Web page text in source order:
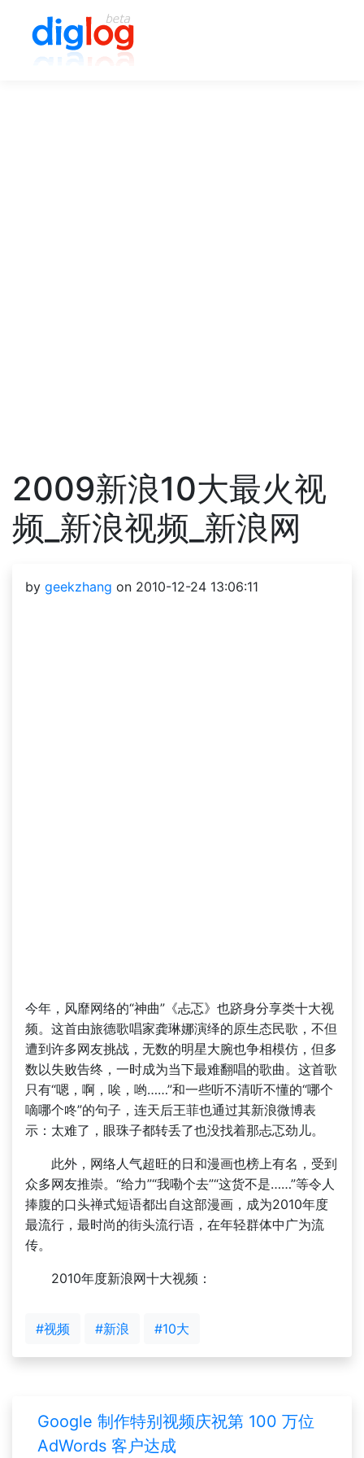
2009新浪10大最火视
频_新浪视频_新浪网
by geekzhang on 2010-12-24 13:06:11
今年，风靡网络的“神曲”《忐忑》也跻身分享类十大视
频。这首由旅德歌唱家龚琳娜演绎的原生态民歌，不但
遭到许多网友挑战，无数的明星大腕也争相模仿，但多
数以失败告终，一时成为当下最难翻唱的歌曲。这首歌
只有“嗯，啊，唉，哟……”和一些听不清听不懂的“哪个
嘀哪个咚”的句子，连天后王菲也通过其新浪微博表
示：太难了，眼珠子都转丢了也没找着那忐忑劲儿。
此外，网络人气超旺的日和漫画也榜上有名，受到
众多网友推崇。“给力”“我嘞个去”“这货不是……”等令人
捧腹的口头禅式短语都出自这部漫画，成为2010年度
最流行，最时尚的街头流行语，在年轻群体中广为流
传。
2010年度新浪网十大视频：
#视频 #新浪 #10大
Google 制作特别视频庆祝第 100 万位
AdWords 客户达成